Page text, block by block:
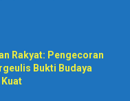
Rakyat: Pengecoran
Bukti Budaya